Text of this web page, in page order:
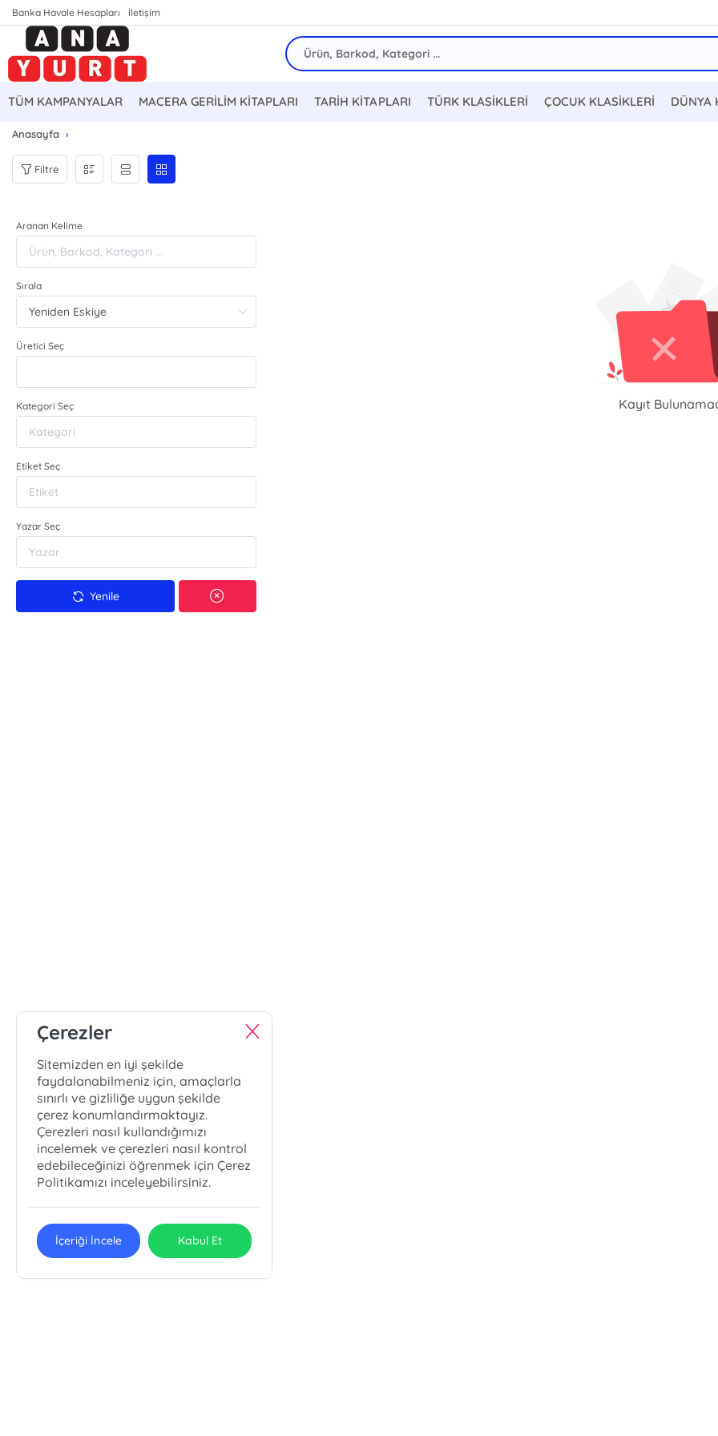
Banka Havale Hesapları İletişim
TÜM KAMPANYALAR MACERA GERİLİM KİTAPLARI TARİH KİTAPLARI TÜRK KLASİKLERİ ÇOCUK KLASİKLERİ DÜNYA
Anasayfa
Filtre
Aranan Kelime
Sırala
Üretici Seç
Kategori Seç
Etiket Seç
Yazar Seç
Yenile
Kayıt
Çerezler
Sitemizden en iyi şekilde
faydalanabilmeniz için, amaçlarla
sınırlı ve gizliliğe uygun şekilde
çerez konumlandırmaktayız.
Çerezleri nasıl kullandığımızı
incelemek ve çerezleri nasıl kontrol
edebileceğinizi öğrenmek için Çerez
Politikamızı inceleyebilirsiniz.
İçeriği İncele Kabul Et